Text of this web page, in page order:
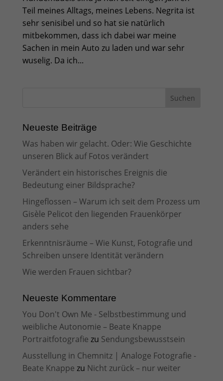
Teil meines Alltags, meines Lebens. Negrita ist
sehr senisibel und so hat sie natürlich
mitbekommen, dass ich dabei war meine
Sachen in mein Auto zu laden und war sehr
wuselig. Da ich...
Neueste Beiträge
Was haben wir gelacht. Oder: Wie Geschichte
unseren Blick auf Fotos verändert
Verändert ein historisches Ereignis die
Bedeutung einer Bildsprache?
Hingeflossen – Warum ich seit dem Prozess um
Gisèle Pelicot den liegenden Frauenkörper
anders sehe
Erkenntnisräume – Wie Kunst, Fotografie und
Schreiben unsere Identität verändern
Wie werden Frauen sichtbar?
Neueste Kommentare
You Don't Own Me - Selbstbestimmung und
weibliche Autonomie – Beate Knappe
Portraitfotografie zu Sendungsbewusstsein
Ausstellung in Chemnitz | Analoge Fotografie -
Beate Knappe zu Nicht zurück – nur weiter